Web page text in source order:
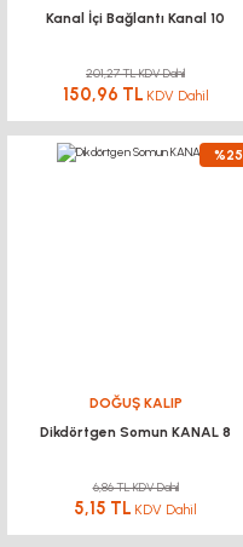
Kanal İçi Bağlantı Kanal 10
201,27 TL KDV Dahil
150,96 TL KDV Dahil
%25
DOĞUŞ KALIP
Dikdörtgen Somun KANAL 8
6,86 TL KDV Dahil
5,15 TL KDV Dahil